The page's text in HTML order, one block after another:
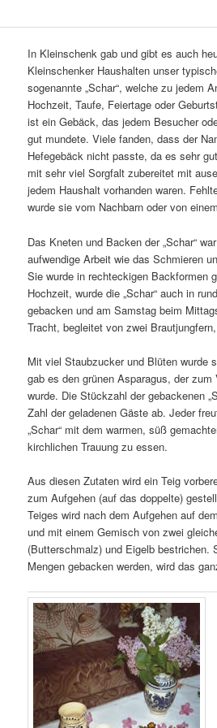
In Kleinschenk gab und gibt es auch
Kleinschenker Haushalten unser
sogenannte „Schar“, welche zu jedem
Hochzeit, Taufe, Feiertage oder
ist ein Gebäck, das jedem Besucher
gut mundete. Viele fanden, dass der
Hefegebäck nicht passte, da es sehr
mit sehr viel Sorgfalt zubereitet mit
jedem Haushalt vorhanden waren.
wurde sie vom Nachbarn oder von
Das Kneten und Backen der „Schar“
aufwendige Arbeit wie das Schmieren
Sie wurde in rechteckigen Backformen
Hochzeit, wurde die „Schar“ auch in
gebacken und am Samstag beim
Tracht, begleitet von zwei
Mit viel Staubzucker und Blüten wurde
gab es den grünen Asparagus, der zum
wurde. Die Stückzahl der gebackenen
Zahl der geladenen Gäste ab. Jeder
„Schar“ mit dem warmen, süß
kirchlichen Trauung zu essen.
Aus diesen Zutaten wird ein Teig
zum Aufgehen (auf das doppelte)
Teiges wird nach dem Aufgehen auf
und mit einem Gemisch von zwei
(Butterschmalz) und Eigelb bestrichen.
Mengen gebacken werden, wird das